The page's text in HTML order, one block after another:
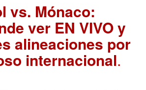
vs. Mónaco:
ver EN VIVO y
alineaciones por
internacional.